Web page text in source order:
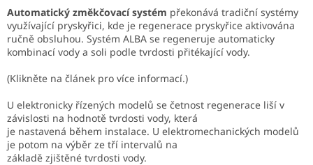
Automatický změkčovací systém překonává tradiční systémy
využívající pryskyřici, kde je regenerace pryskyřice aktivována
ručně obsluhou. Systém ALBA se regeneruje automaticky
kombinací vody a soli podle tvrdosti přitékající vody.
(Klikněte na článek pro více informací.)
U elektronicky řízených modelů se četnost regenerace liší v
závislosti na hodnotě tvrdosti vody, která
je nastavená během instalace. U elektromechanických modelů
je potom na výběr ze tří intervalů na
základě zjištěné tvrdosti vody.